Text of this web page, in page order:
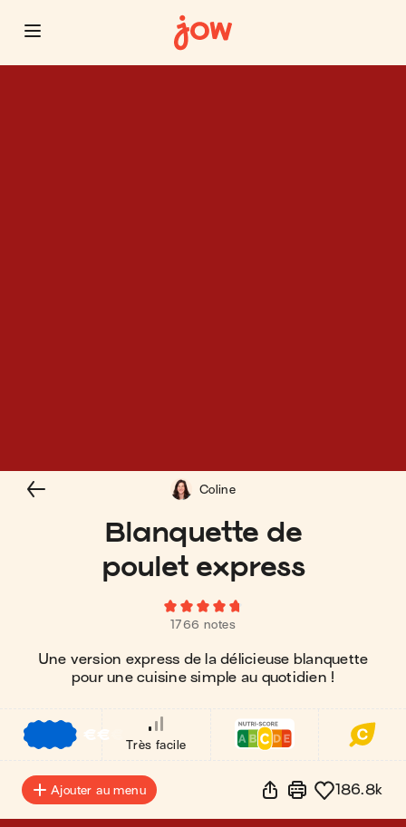
Blanquette de
poulet express
1766 notes
Une version express de la délicieuse blanquette
pour une cuisine simple au quotidien !
Coline
€€
Très facile
Ajouter au menu 186.8k